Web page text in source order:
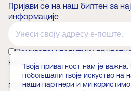
Пријави се на наш билтен за
информације
Прихватам политику
КАКО ДО НАС О
РАДНО ВРЕМЕ ВЕСТИ
Твоја приватност нам је
побољшали твоје искуство на
наши партнери и ми